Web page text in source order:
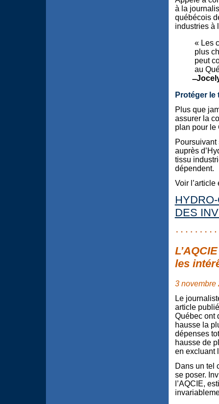
à la
québécois
industries à
« Les
plus
peut
au
Protéger
Plus que
assurer la
plan pour le
Poursuivant
auprès
tissu
dépendent.
Voir l’article
DES
les
3 novembre
Le
article
Québec ont
hausse la
dépenses
hausse de
en excluant
Dans un tel
se poser.
l’AQCIE,